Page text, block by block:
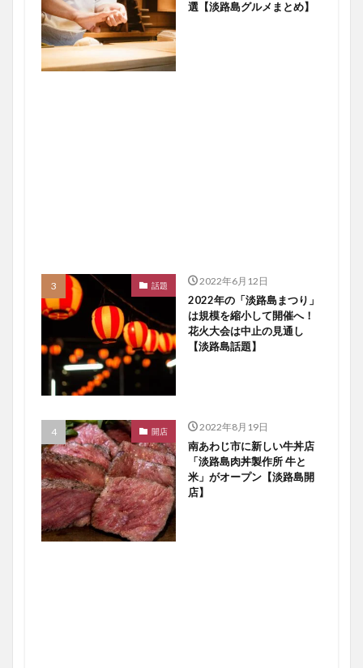
選【淡路島グルメまとめ】
話題 2022年6月12日
2022年の「淡路島まつり」
は規模を縮小して開催へ！
花火大会は中止の見通し
【淡路島話題】
開店 2022年8月19日
南あわじ市に新しい牛丼店
「淡路島肉丼製作所 牛と
米」がオープン【淡路島開
店】